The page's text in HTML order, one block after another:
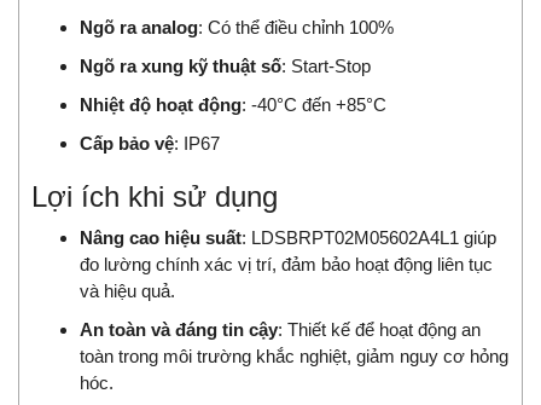
Ngõ ra analog: Có thể điều chỉnh 100%
Ngõ ra xung kỹ thuật số: Start-Stop
Nhiệt độ hoạt động: -40°C đến +85°C
Cấp bảo vệ: IP67
Lợi ích khi sử dụng
Nâng cao hiệu suất: LDSBRPT02M05602A4L1 giúp
đo lường chính xác vị trí, đảm bảo hoạt động liên tục
và hiệu quả.
An toàn và đáng tin cậy: Thiết kế để hoạt động an
toàn trong môi trường khắc nghiệt, giảm nguy cơ hỏng
hóc.